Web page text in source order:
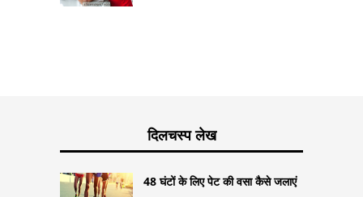
दिलचस्प लेख
48 घंटों के लिए पेट की वसा कैसे जलाएं